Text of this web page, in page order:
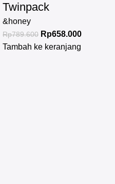
Twinpack
&honey
Rp789.600 Rp658.000
Tambah ke keranjang